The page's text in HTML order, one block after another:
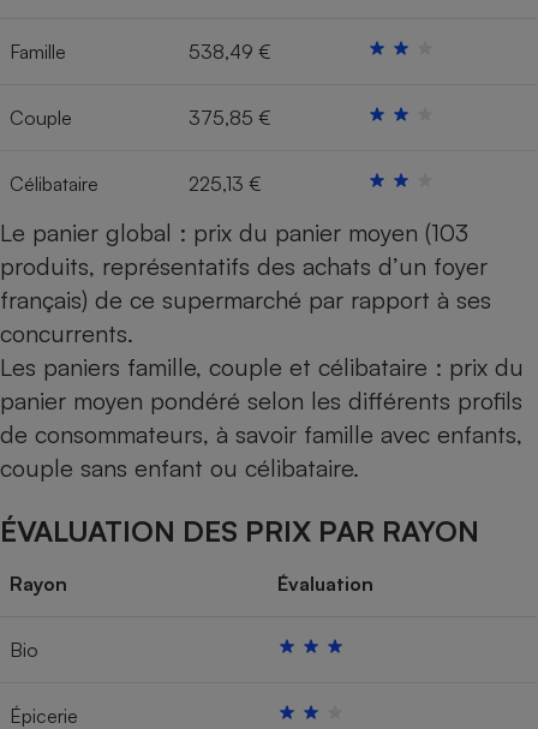
Famille 538,49 €
Couple 375,85 €
Célibataire 225,13 €
Le panier global : prix du panier moyen (103
produits, représentatifs des achats d’un foyer
français) de ce supermarché par rapport à ses
concurrents.
Les paniers famille, couple et célibataire : prix du
panier moyen pondéré selon les différents profils
de consommateurs, à savoir famille avec enfants,
couple sans enfant ou célibataire.
ÉVALUATION DES PRIX PAR RAYON
Rayon Évaluation
Bio
Épicerie